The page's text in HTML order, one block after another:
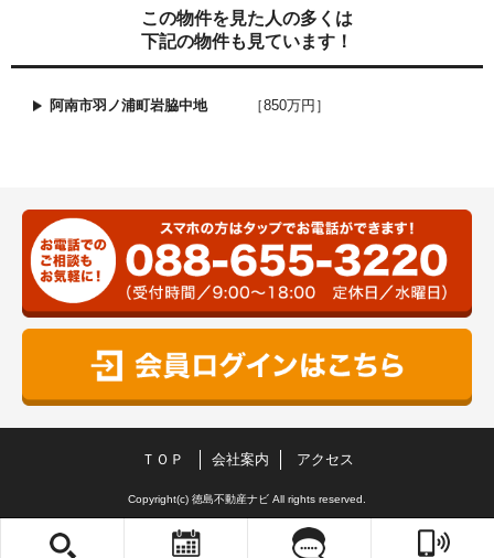
この物件を見た人の多くは
下記の物件も見ています！
阿南市羽ノ浦町岩脇中地 ［850万円］
ＴＯＰ 会社案内 アクセス
Copyright(c) 徳島不動産ナビ All rights reserved.